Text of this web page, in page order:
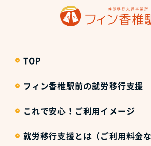
TOP
フィン香椎駅前の就労移行支援
これで安心！ご利用イメージ
就労移行支援とは（ご利用料金な